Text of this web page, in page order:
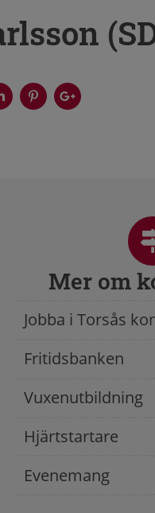
Mer om
Jobba i Torsås
Fritidsbanken
Vuxenutbildning
Hjärtstartare
Evenemang